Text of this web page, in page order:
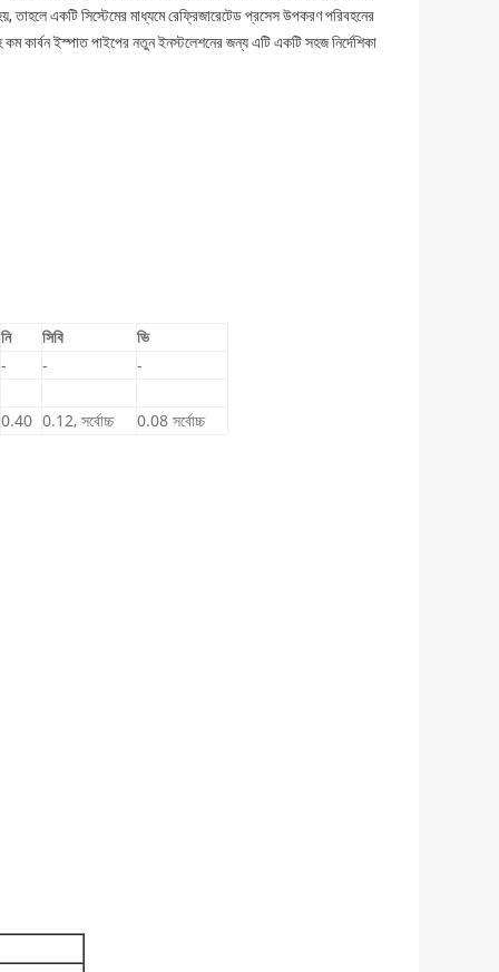
তাহলে একটি সিস্টেমের মাধ্যমে রেফ্রিজারেটেড প্রসেস উপকরণ পরিবহনের
কার্বন ইস্পাত পাইপের নতুন ইনস্টলেশনের জন্য এটি একটি সহজ নির্দেশিকা
নি সিবি
ভি
-
- -
0.40 0.12, সর্বোচ্চ 0.08 সর্বোচ্চ